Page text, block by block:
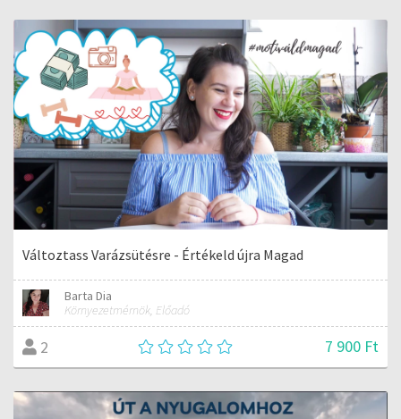
Változtass Varázsütésre - Értékeld újra Magad
Barta Dia
Környezetmérnök, Előadó
2 7 900 Ft